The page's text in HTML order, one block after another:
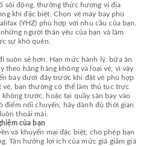
sôi động, thưởng thức hương vị địa
khí đặc biệt. Chọn vé máy bay phù
(YHZ) phù hợp với nhu cầu của bạn.
người thân yêu của bạn và làm
sự khó quên.
suôn sẻ hơn. Hạn mức hành lý, bữa ăn
theo hãng hàng không và loại vé, vì vậy
bay dưới đây trước khi đặt vé phù hợp
vé, bạn thường có thể làm thủ tục trực
trước, hoặc tại quầy sân bay vào
điểm nối chuyến, hãy dành đủ thời gian
thoải mái.
của bạn
và khuyến mại đặc biệt, cho phép bạn
Tận hưởng lợi ích của mức giá giảm giá